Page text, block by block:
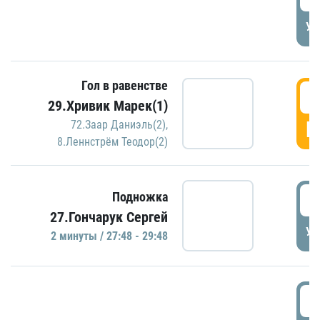
Гол в равенстве
29.Хривик Марек(1)
72.Заар Даниэль(2),
8.Леннстрём Теодор(2)
Подножка
27.Гончарук Сергей
2 минуты / 27:48 - 29:48